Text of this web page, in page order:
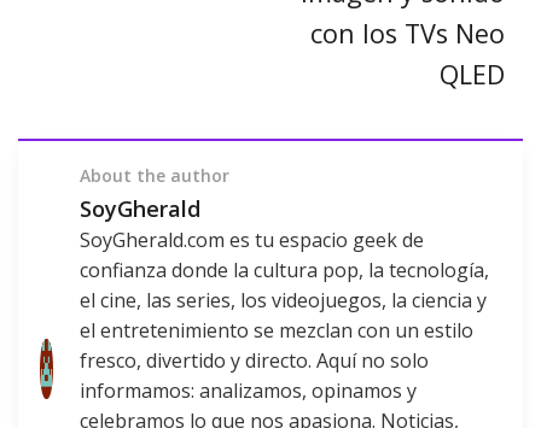
con los TVs Neo
QLED
About the author
SoyGherald
SoyGherald.com es tu espacio geek de
confianza donde la cultura pop, la tecnología,
el cine, las series, los videojuegos, la ciencia y
el entretenimiento se mezclan con un estilo
fresco, divertido y directo. Aquí no solo
informamos: analizamos, opinamos y
celebramos lo que nos apasiona. Noticias,